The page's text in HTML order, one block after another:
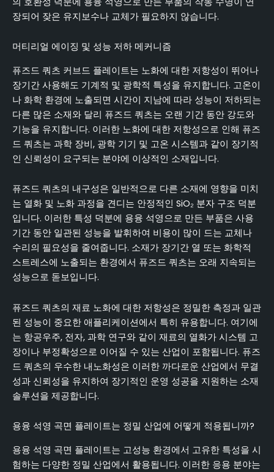
장되어 잦은 유지보수나 교체가 필요하지 않습니다.
머티리얼 에이징 및 성능 저하 메커니즘
퓨즈드 쿼츠 커브드 플레이트는 노화에 대한 저항성이 뛰어나
장기간 사용해도 기계적 및 광학적 특성을 유지합니다. 고온이
나 화학 환경에 노출되면 시간이 지남에 따라 성능이 저하되는
다른 많은 소재와 달리 퓨즈드 쿼츠는 오랜 기간 동안 강도와
기능을 유지합니다. 이러한 노화에 대한 저항성으로 인해 퓨즈
드 쿼츠는 과학 장비, 광학 기기 및 고온 시스템과 같이 장기적
인 신뢰성이 요구되는 분야에 이상적인 소재입니다.
퓨즈드 쿼츠의 내구성은 일반적으로 다른 소재에 영향을 미치
는 열화 및 노화 과정을 견디는 안정적인 SiO₂ 분자 구조 덕분
입니다. 이러한 특성 덕분에 용융 석영으로 만든 부품은 사용
기간 동안 일관된 성능을 발휘하여 비용이 많이 드는 교체나
수리의 필요성을 줄여줍니다. 소재가 장기간 열 또는 화학적
스트레스에 노출되는 환경에서 퓨즈드 쿼츠는 오래 지속되는
성능으로 돋보입니다.
퓨즈드 쿼츠의 재료 노화에 대한 저항성은 정밀한 측정과 일관
된 성능이 중요한 애플리케이션에서 특히 유용합니다. 여기에
는 항공우주, 전자, 과학 연구와 같이 재료의 열화가 시스템 고
장이나 부정확성으로 이어질 수 있는 산업이 포함됩니다. 퓨즈
드 쿼츠의 우수한 내노화성은 이러한 까다로운 산업에서 무결
성과 신뢰성을 유지하여 장기적인 운영 성공을 지원하는 소재
솔루션을 제공합니다.
용융 석영 곡면 플레이트는 정밀 산업에 어떻게 적용됩니까?
용융 석영 곡면 플레이트는 고성능 환경에서 고유한 특성을 시
험하는 다양한 정밀 산업에서 활용됩니다. 이러한 응용 분야는